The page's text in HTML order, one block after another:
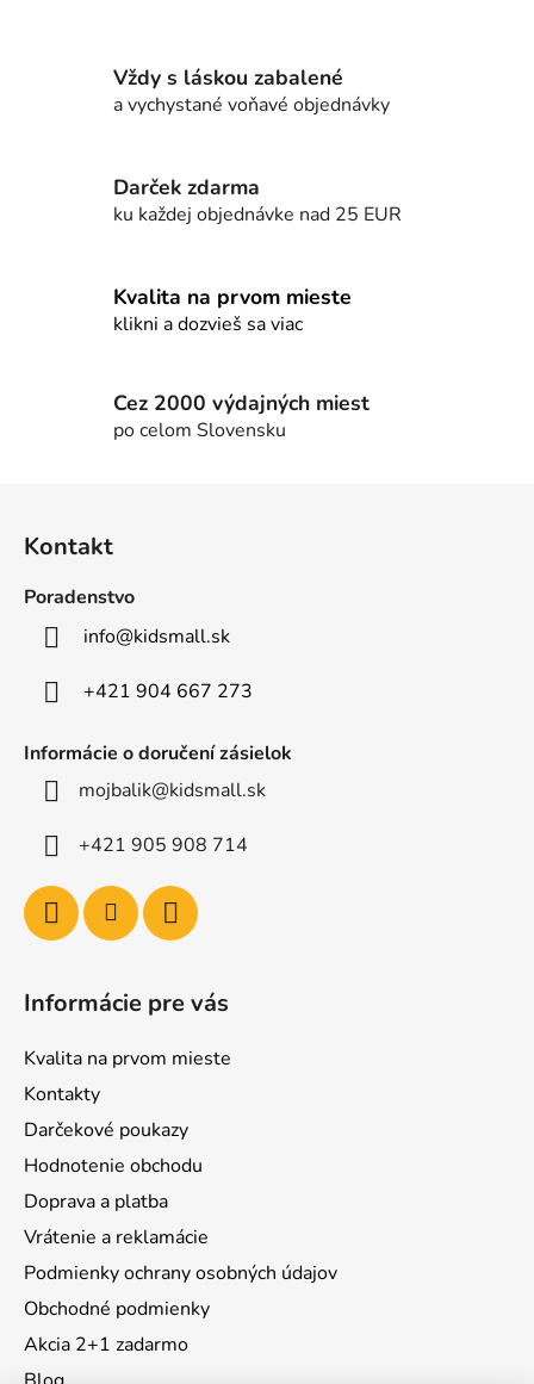
d
a
p
k
y
p
i
Vždy s láskou zabalené
a vychystané voňavé objednávky
Darček zdarma
ku každej objednávke nad 25 EUR
Kvalita na prvom mieste
klikni a dozvieš sa viac
Cez 2000 výdajných miest
po celom Slovensku
Kontakt
Poradenstvo
info@kidsmall.sk
+421 904 667 273
Informácie o doručení zásielok
mojbalik@kidsmall.sk
+421 905 908 714
Informácie pre vás
Kvalita na prvom mieste
Kontakty
Darčekové poukazy
Hodnotenie obchodu
Doprava a platba
Vrátenie a reklamácie
Podmienky ochrany osobných údajov
Obchodné podmienky
Akcia 2+1 zadarmo